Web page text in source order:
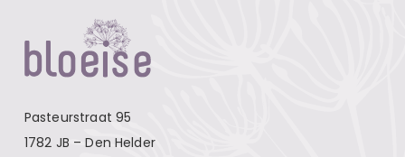
Pasteurstraat 95
1782 JB – Den Helder